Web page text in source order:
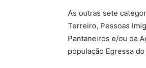
As outras sete
Terreiro, Pessoas
Pantaneiros e/ou da
população Egressa